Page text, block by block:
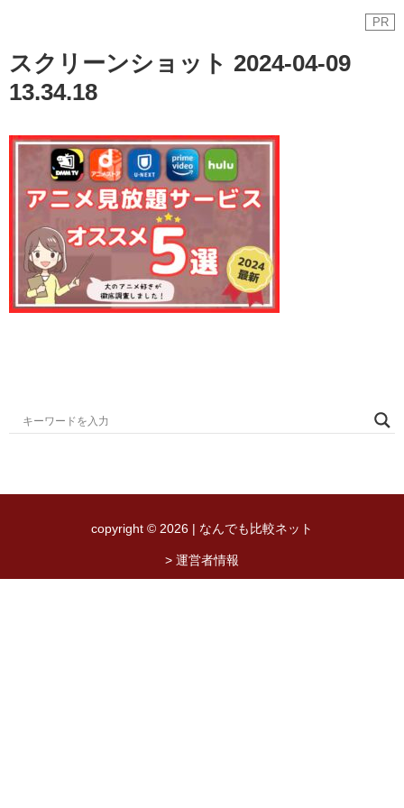
PR
スクリーンショット 2024-04-09
13.34.18
copyright © 2026 | なんでも比較ネット
> 運営者情報